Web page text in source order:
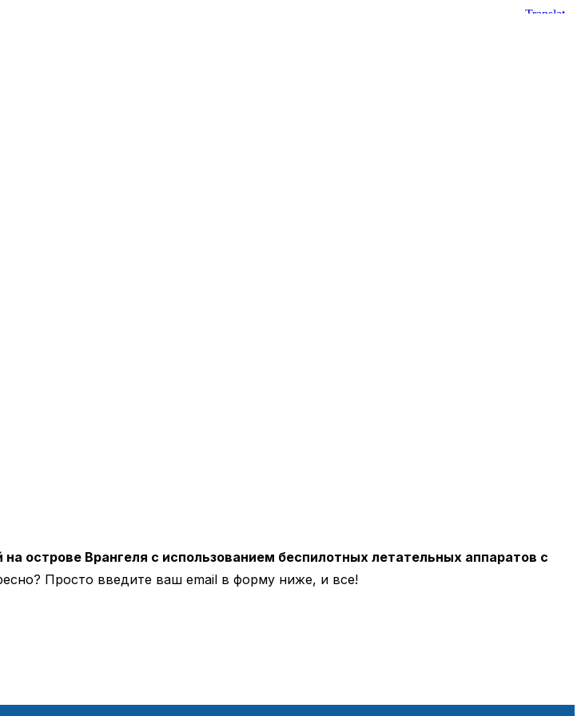
острове Врангеля с использованием беспилотных летательных аппаратов с
Просто введите ваш email в форму ниже, и все!